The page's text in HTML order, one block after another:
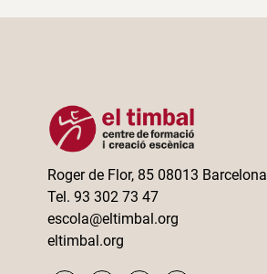
Roger de Flor, 85 08013 Barcelona
Tel. 93 302 73 47
escola@eltimbal.org
eltimbal.org